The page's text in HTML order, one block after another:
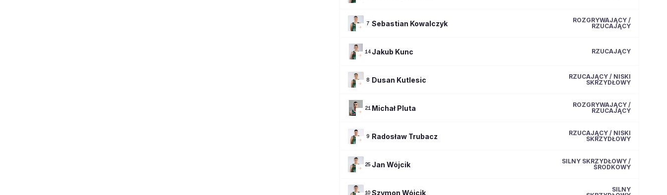
7 Sebastian Kowalczyk
ROZGRYWAJĄCY /
RZUCAJĄCY
14 Jakub Kunc RZUCAJĄCY
8 Dusan Kutlesic
RZUCAJĄCY / NISKI
SKRZYDŁOWY
21 Michał Pluta
ROZGRYWAJĄCY /
RZUCAJĄCY
9 Radosław Trubacz
RZUCAJĄCY / NISKI
SKRZYDŁOWY
25 Jan Wójcik
SILNY SKRZYDŁOWY /
ŚRODKOWY
10 Szymon Wójcik
SILNY